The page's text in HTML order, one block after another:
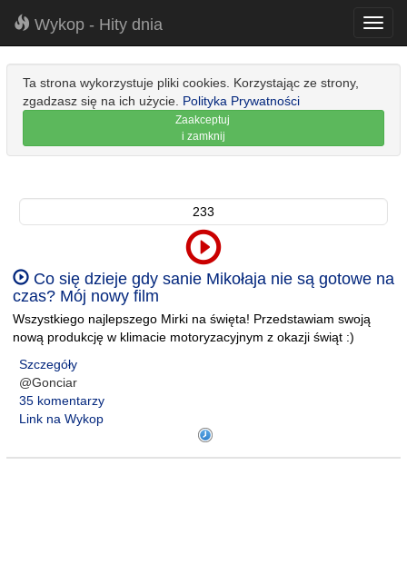
Wykop - Hity dnia
Ta strona wykorzystuje pliki cookies. Korzystając ze strony,
zgadzasz się na ich użycie. Polityka Prywatności
Zaakceptuj
i zamknij
233
Co się dzieje gdy sanie Mikołaja nie są gotowe na
czas? Mój nowy film
Wszystkiego najlepszego Mirki na święta! Przedstawiam swoją
nową produkcję w klimacie motoryzacyjnym z okazji świąt :)
Szczegóły
@Gonciar
35 komentarzy
Link na Wykop